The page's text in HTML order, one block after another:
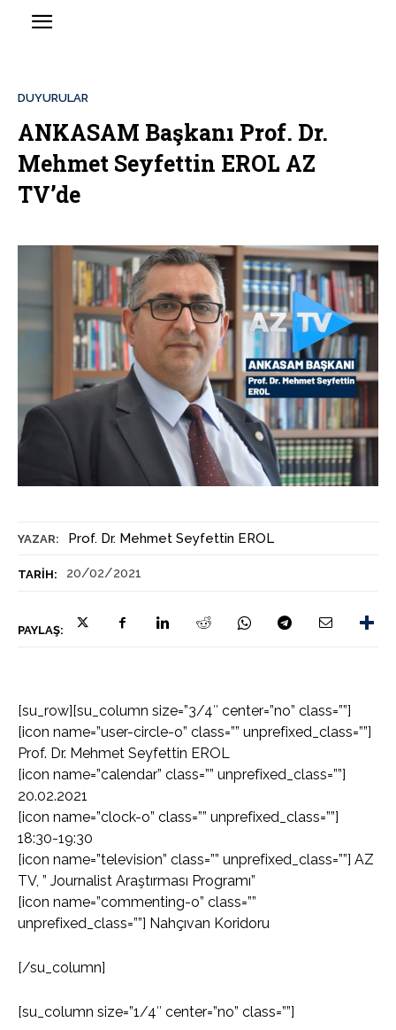
YAZAR: Prof. Dr. Mehmet Seyfettin EROL
TARIH: 20/02/2021
PAYLAŞ:
DUYURULAR
ANKASAM Başkanı Prof. Dr.
Mehmet Seyfettin EROL AZ
TV’de
[su_row][su_column size=”3/4″ center=”no” class=””]
[icon name=”user-circle-o” class=”” unprefixed_class=””]
Prof. Dr. Mehmet Seyfettin EROL
[icon name=”calendar” class=”” unprefixed_class=””]
20.02.2021
[icon name=”clock-o” class=”” unprefixed_class=””]
18:30-19:30
[icon name=”television” class=”” unprefixed_class=””] AZ
TV, ” Journalist Araştırması Programı”
[icon name=”commenting-o” class=””
unprefixed_class=””] Nahçıvan Koridoru
[/su_column]
[su_column size=”1/4″ center=”no” class=””]